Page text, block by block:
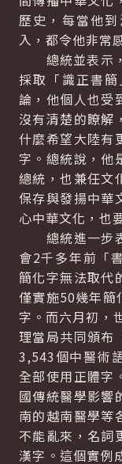
歷史，每當他
入，都令他非常
總統並表示，
採取「識正書
論，他個人也受
沒有清楚的瞭解
什麼希望大陸有
字。總統說，他
總統，也兼任文
保存與發揚中華
心中華文化，也
總統進一步表
會2千多年前「
簡化字無法取代
僅實施50幾年簡
字。而六月初，
理當局共同頒布
3,543個中醫術
全部使用正體字
國傳統醫學影響
南的越南醫學等
不能亂來，名詞
漢字。這個實例